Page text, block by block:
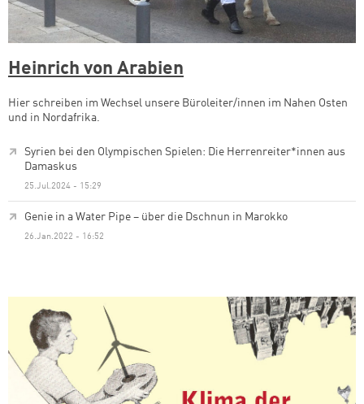
Heinrich von Arabien
Hier schreiben im Wechsel unsere Büroleiter/innen im Nahen Osten
und in Nordafrika.
Syrien bei den Olympischen Spielen: Die Herrenreiter*innen aus
Damaskus
25.Jul.2024 - 15:29
Genie in a Water Pipe – über die Dschnun in Marokko
26.Jan.2022 - 16:52